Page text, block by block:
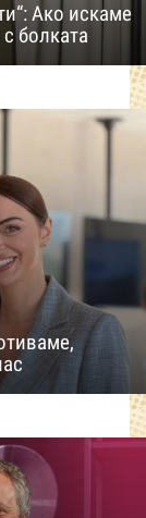
Ако искаме
болката